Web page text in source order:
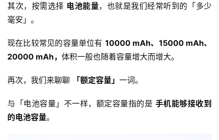
其次，按需选择 电池能量，也就是我们经常听到的「多少
毫安」。
现在比较常见的容量单位有 10000 mAh、15000 mAh、
20000 mAh， 体积一般也随着容量增大而增大。
再次，我们来聊聊 「额定容量」 一词。
与「电池容量」不一样，额定容量指的是 手机能够接收到
的电池容量。